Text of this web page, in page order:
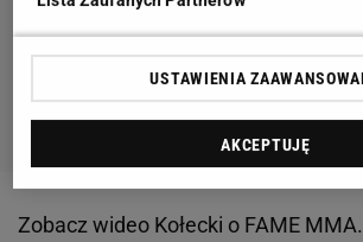
Zobacz wideo Kołecki o FAME
USTAWIENIA
AKCEPTUJĘ